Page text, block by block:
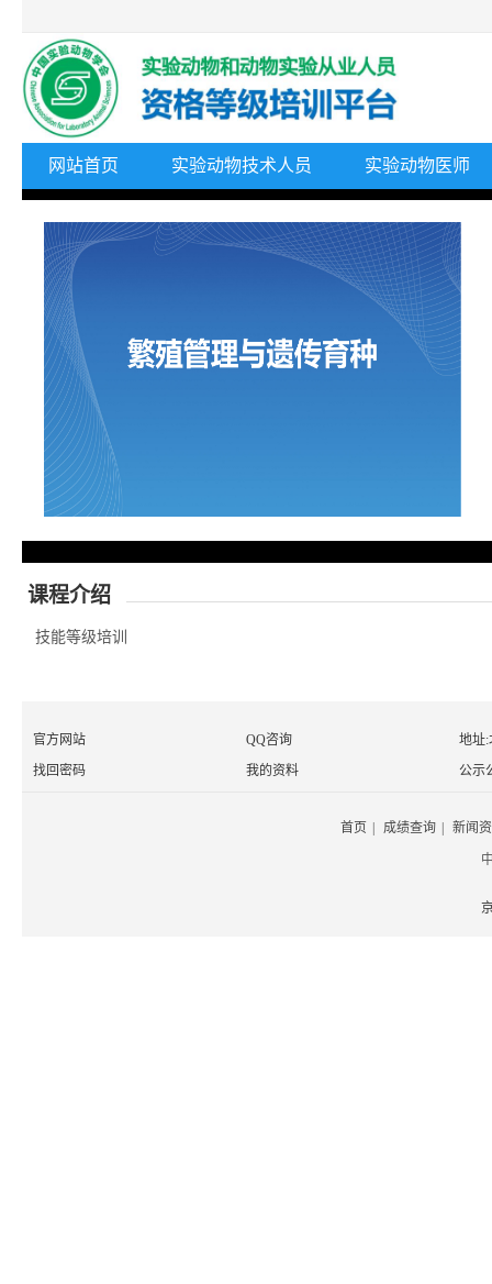
网站首页 实验动物技术人员 实验动物医师
课程介绍
技能等级培训
官方网站 QQ咨询
地址:
找回密码
我的资料 公示
首页 成绩查询 新闻